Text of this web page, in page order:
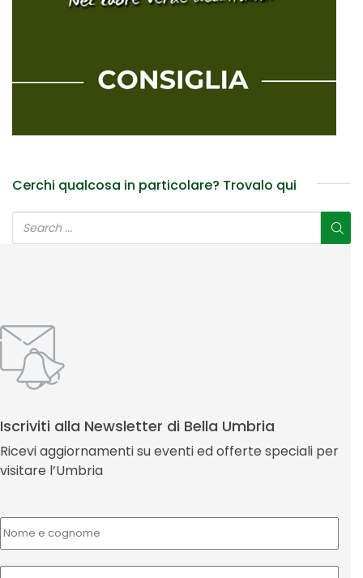
Cerchi qualcosa in particolare? Trovalo qui
Iscriviti alla Newsletter di Bella Umbria
Ricevi aggiornamenti su eventi ed offerte speciali per
visitare l’Umbria